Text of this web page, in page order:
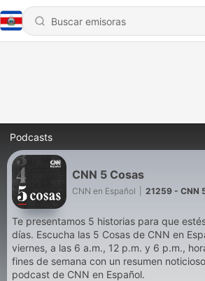
Podcasts
CNN 5 Cosas
CNN en Español 21259 - CNN
Te presentamos 5 historias para que
días. Escucha las 5 Cosas de CNN en
viernes, a las 6 a.m., 12 p.m. y 6 p.m.,
fines de semana con un resumen
podcast de CNN en Español.